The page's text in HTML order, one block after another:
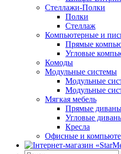
Стеллажи-Полки
Полки
Стеллаж
Компьютерные и
Прямые
Угловые
Комоды
Модульные системы
Модульные
Модульные
Мягкая мебель
Прямые
Угловые
Кресла
Офисные и